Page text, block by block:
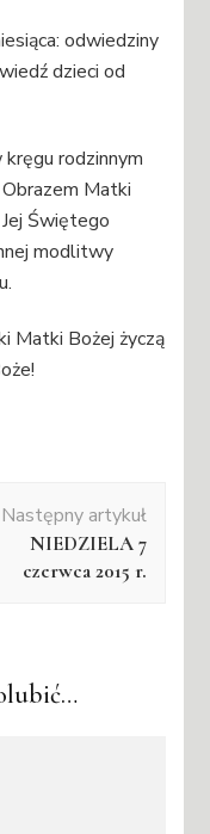
odwiedziny
dzieci od
rodzinnym
Matki
Świętego
modlitwy
Matki Bożej życzą
Następny artykuł
NIEDZIELA 7
czerwca 2015 r.